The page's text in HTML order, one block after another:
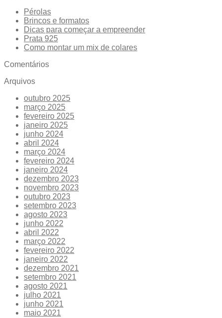
Pérolas
Brincos e formatos
Dicas para começar a empreender
Prata 925
Como montar um mix de colares
Comentários
Arquivos
outubro 2025
março 2025
fevereiro 2025
janeiro 2025
junho 2024
abril 2024
março 2024
fevereiro 2024
janeiro 2024
dezembro 2023
novembro 2023
outubro 2023
setembro 2023
agosto 2023
junho 2022
abril 2022
março 2022
fevereiro 2022
janeiro 2022
dezembro 2021
setembro 2021
agosto 2021
julho 2021
junho 2021
maio 2021